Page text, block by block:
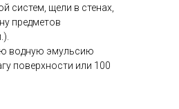
систем, щели в стенах,
предметов
водную эмульсию
поверхности или 100